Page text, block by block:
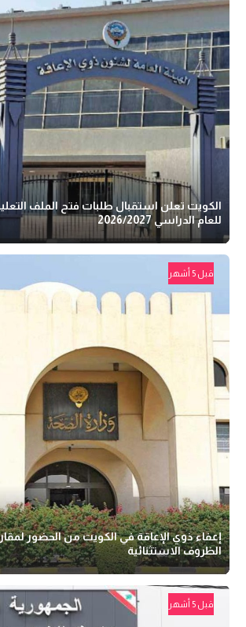
الكويت تعلن استقبال طلبات فتح الملف
للعام الدراسي 2026/2027
قبل 5 أشهر
إعفاء ذوي الإعاقة في الكويت من الحضور
الظروف الاستثنائية
قبل 5 أشهر